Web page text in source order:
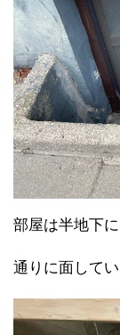
部屋は半地下に
通りに面して